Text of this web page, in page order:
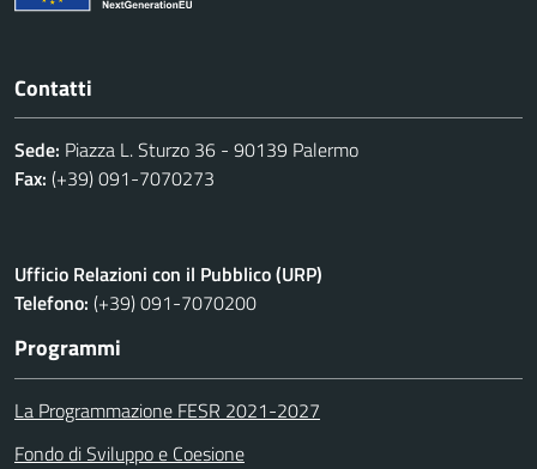
Contatti
Sede: Piazza L. Sturzo 36 - 90139 Palermo
Fax: (+39) 091-7070273
Ufficio Relazioni con il Pubblico (URP)
Telefono: (+39) 091-7070200
Programmi
La Programmazione FESR 2021-2027
Fondo di Sviluppo e Coesione